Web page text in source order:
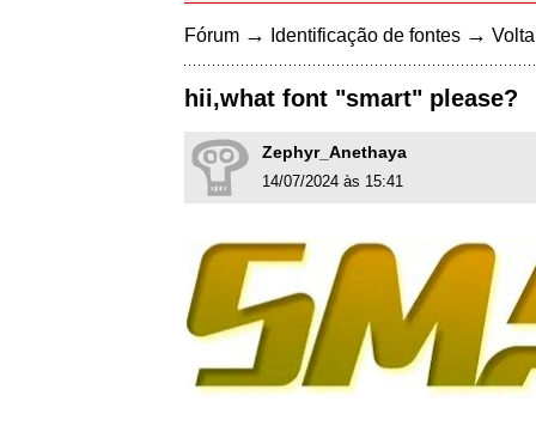
Fórum → Identificação de fontes →
hii,what font "smart" please?
Zephyr_Anethaya
14/07/2024 às 15:41